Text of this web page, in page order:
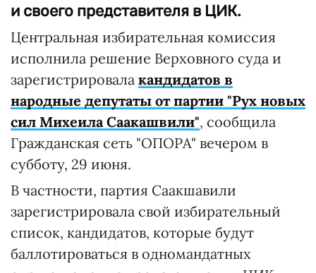
и своего представителя в ЦИК.
Центральная избирательная комиссия
исполнила решение Верховного суда и
зарегистрировала кандидатов в
народные депутаты от партии "Рух новых
сил Михеила Саакашвили", сообщила
Гражданская сеть "ОПОРА" вечером в
субботу, 29 июня.
В частности, партия Саакшавили
зарегистрировала свой избирательный
список, кандидатов, которые будут
баллотироваться в одномандатных